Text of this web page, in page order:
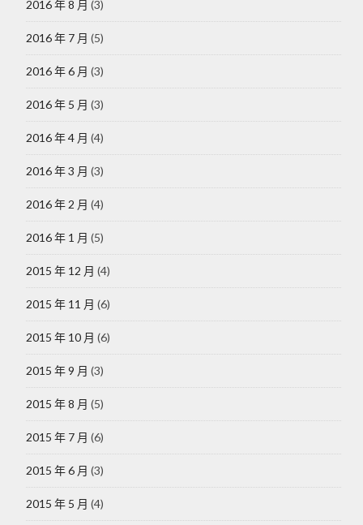
2016 年 8 月 (3)
2016 年 7 月 (5)
2016 年 6 月 (3)
2016 年 5 月 (3)
2016 年 4 月 (4)
2016 年 3 月 (3)
2016 年 2 月 (4)
2016 年 1 月 (5)
2015 年 12 月 (4)
2015 年 11 月 (6)
2015 年 10 月 (6)
2015 年 9 月 (3)
2015 年 8 月 (5)
2015 年 7 月 (6)
2015 年 6 月 (3)
2015 年 5 月 (4)